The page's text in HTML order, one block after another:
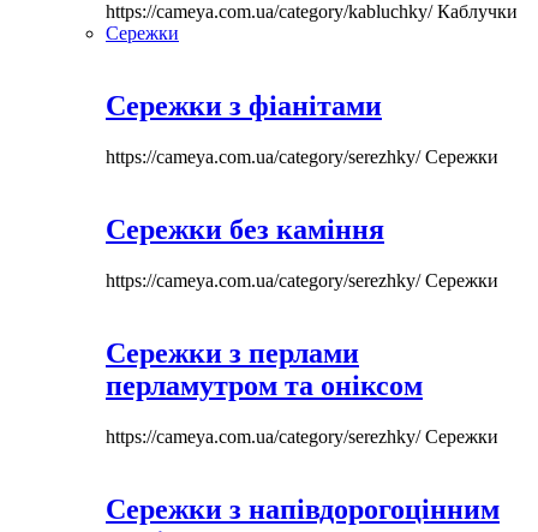
https://cameya.com.ua/category/kabluchky/Каблучки
Сережки
Сережки з фіанітами
https://cameya.com.ua/category/serezhky/Сережки
Сережки без каміння
https://cameya.com.ua/category/serezhky/Сережки
Сережки з перлами
перламутром та оніксом
https://cameya.com.ua/category/serezhky/Сережки
Сережки з напівдорогоцінним